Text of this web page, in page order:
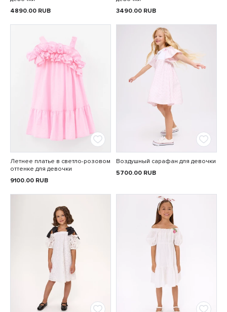
4890.00 RUB
3490.00 RUB
Летнее платье в светло-розовом
оттенке для девочки
9100.00 RUB
Воздушный сарафан для девочки
5700.00 RUB